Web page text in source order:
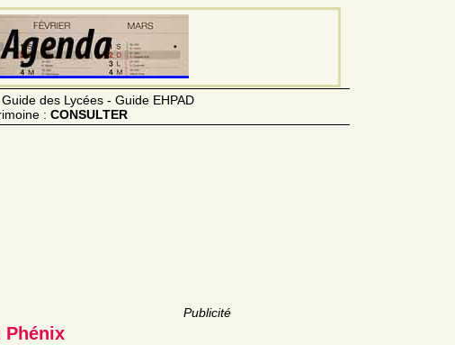
des Lycées - Guide EHPAD
: CONSULTER
Publicité
Phénix